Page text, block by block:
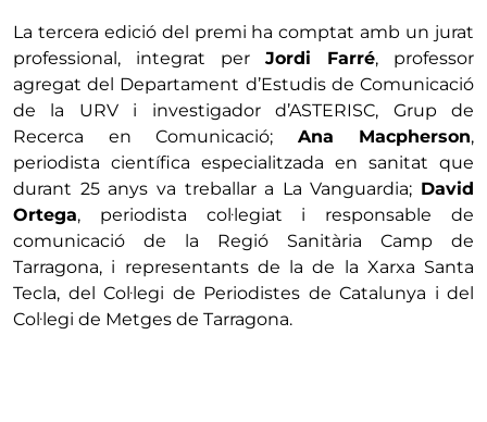
La tercera edició del premi ha comptat amb un jurat
professional, integrat per Jordi Farré, professor
agregat del Departament d’Estudis de Comunicació
de la URV i investigador d’ASTERISC, Grup de
Recerca en Comunicació; Ana Macpherson,
periodista científica especialitzada en sanitat que
durant 25 anys va treballar a La Vanguardia; David
Ortega, periodista col·legiat i responsable de
comunicació de la Regió Sanitària Camp de
Tarragona, i representants de la de la Xarxa Santa
Tecla, del Col·legi de Periodistes de Catalunya i del
Col·legi de Metges de Tarragona.